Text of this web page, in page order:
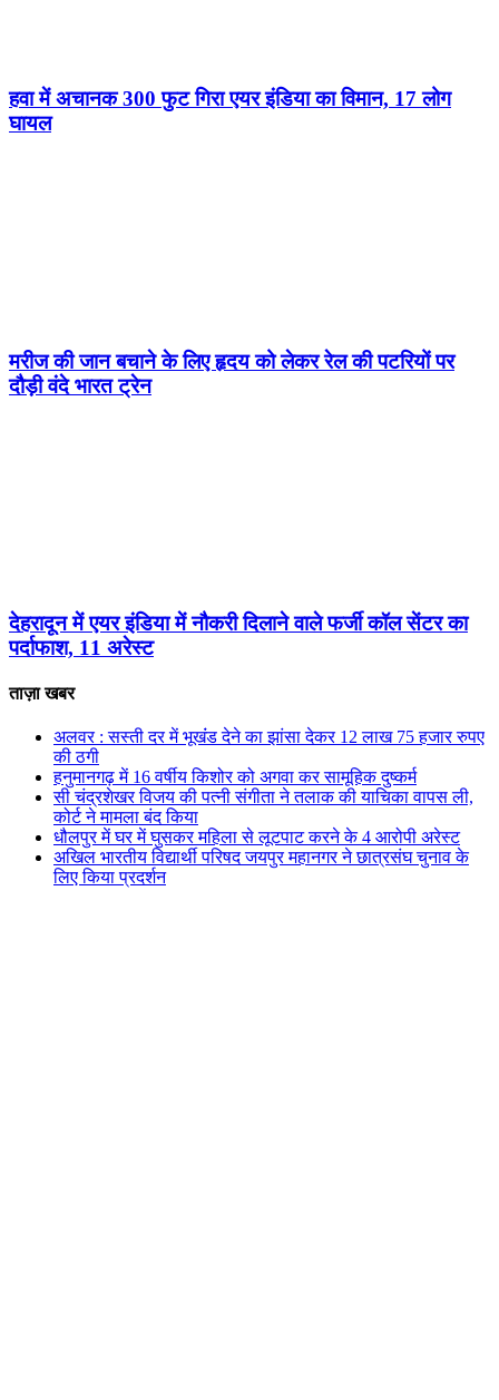
हवा में अचानक 300 फुट गिरा एयर इंडिया का विमान, 17 लोग
घायल
मरीज की जान बचाने के लिए हृदय को लेकर रेल की पटरियों पर
दौड़ी वंदे भारत ट्रेन
देहरादून में एयर इंडिया में नौकरी दिलाने वाले फर्जी कॉल सेंटर का
पर्दाफाश, 11 अरेस्ट
ताज़ा खबर
अलवर : सस्ती दर में भूखंंड देने का झांसा देकर 12 लाख 75 हजार रुपए
की ठगी
हनुमानगढ़ में 16 वर्षीय किशोर को अगवा कर सामूहिक दुष्कर्म
सी चंद्रशेखर विजय की पत्नी संगीता ने तलाक की याचिका वापस ली,
कोर्ट ने मामला बंद किया
धौलपुर में घर में घुसकर महिला से लूटपाट करने के 4 आरोपी अरेस्ट
अखिल भारतीय विद्यार्थी परिषद जयपुर महानगर ने छात्रसंघ चुनाव के
लिए किया प्रदर्शन